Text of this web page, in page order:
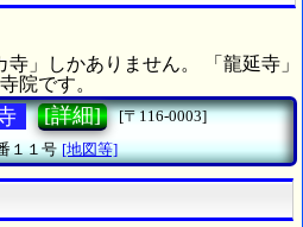
寺」しかありません。 「龍延寺」
院です。
[詳細]
[〒116-0003]
１１号 [地図等]